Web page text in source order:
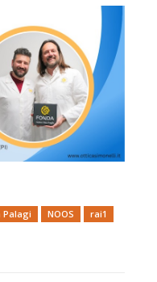
Palagi NOOS
rai1